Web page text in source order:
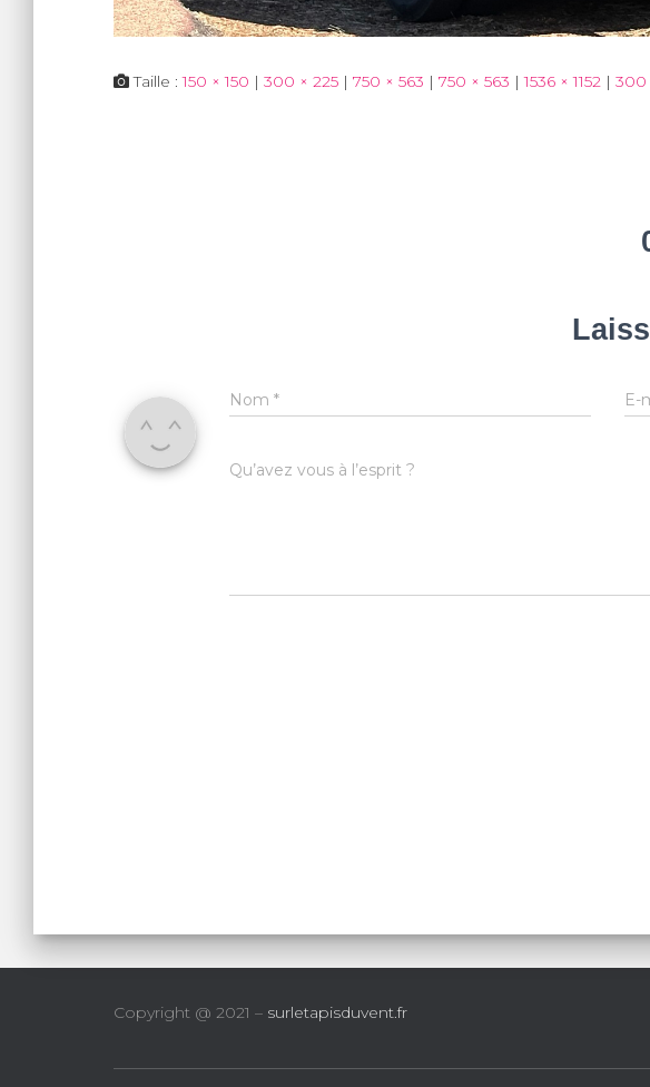
Taille :150 × 150 | 300 × 225 | 750 × 563 | 750 × 563 | 1536 × 1152 | 300
Nom * E-
Qu’avez vous à l’esprit ?
Copyright @ 2021 – surletapisduvent.fr